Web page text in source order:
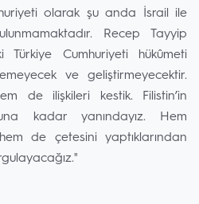
olarak şu anda İsrail ile
Recep Tayyip
Türkiye Cumhuriyeti hükûmeti
ve geliştirmeyecektir.
de ilişkileri kestik. Filistin’in
kadar yanındayız. Hem
de çetesini yaptıklarından